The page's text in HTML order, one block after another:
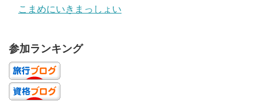
こまめにいきまっしょい
参加ランキング